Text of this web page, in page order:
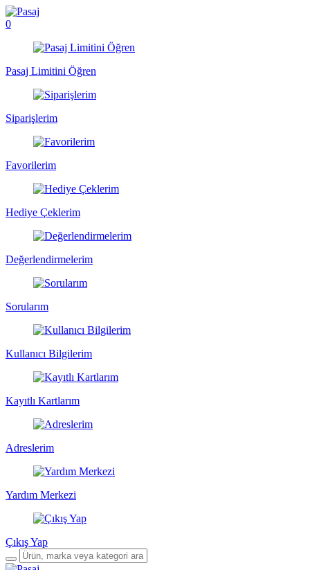
0
Pasaj Limitini Öğren
Siparişlerim
Favorilerim
Hediye Çeklerim
Değerlendirmelerim
Sorularım
Kullanıcı Bilgilerim
Kayıtlı Kartlarım
Adreslerim
Yardım Merkezi
Çıkış Yap